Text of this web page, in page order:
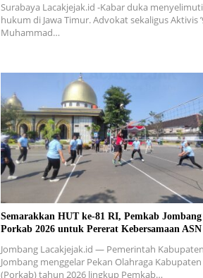
Surabaya Lacakjejak.id -Kabar duka
hukum di Jawa Timur. Advokat sekaligus Aktivis
Muhammad…
Semarakkan HUT ke-81 RI, Pemkab
Porkab 2026 untuk Pererat Kebersamaan ASN
Jombang Lacakjejak.id — Pemerintah Kabupaten
Jombang menggelar Pekan Olahraga Kabupaten
(Porkab) tahun 2026 lingkup Pemkab…